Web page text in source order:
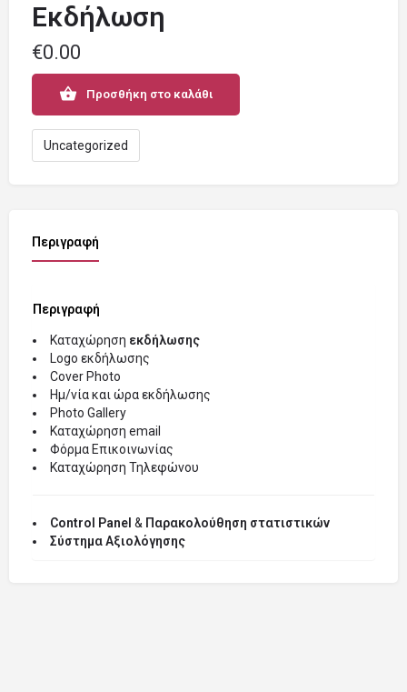
Εκδήλωση
€0.00
Προσθήκη στο καλάθι
Uncategorized
Περιγραφή
Περιγραφή
Καταχώρηση εκδήλωσης
Logo εκδήλωσης
Cover Photo
Ημ/νία και ώρα εκδήλωσης
Photo Gallery
Καταχώρηση email
Φόρμα Επικοινωνίας
Καταχώρηση Τηλεφώνου
Control Panel & Παρακολούθηση στατιστικών
Σύστημα Αξιολόγησης